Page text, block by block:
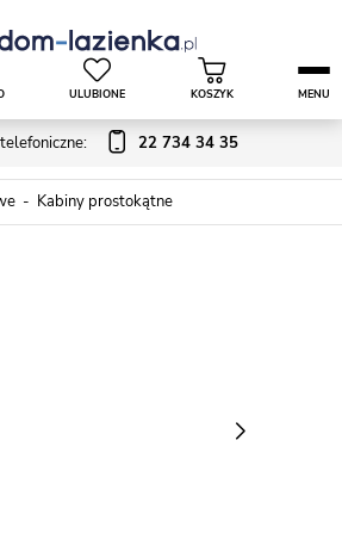
22 734 34 35
ULUBIONE KOSZYK MENU
Kabiny prostokątne